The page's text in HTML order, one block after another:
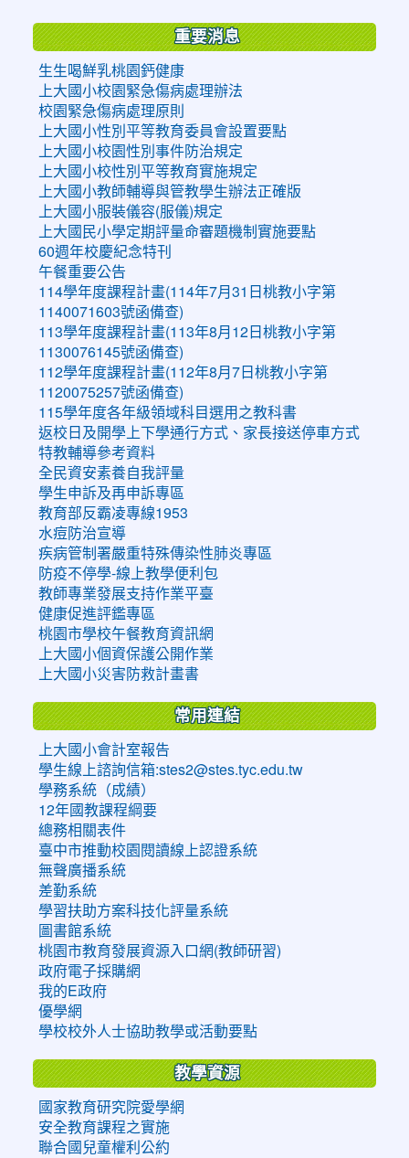
重要消息
生生喝鮮乳桃園鈣健康
上大國小校園緊急傷病處理辦法
校園緊急傷病處理原則
上大國小性別平等教育委員會設置要點
上大國小校園性別事件防治規定
上大國小校性別平等教育實施規定
上大國小教師輔導與管教學生辦法正確版
上大國小服裝儀容(服儀)規定
上大國民小學定期評量命審題機制實施要點
60週年校慶紀念特刊
午餐重要公告
114學年度課程計畫(114年7月31日桃教小字第
1140071603號函備查)
113學年度課程計畫(113年8月12日桃教小字第
1130076145號函備查)
112學年度課程計畫(112年8月7日桃教小字第
1120075257號函備查)
115學年度各年級領域科目選用之教科書
返校日及開學上下學通行方式、家長接送停車方式
特教輔導參考資料
全民資安素養自我評量
學生申訴及再申訴專區
教育部反霸凌專線1953
水痘防治宣導
疾病管制署嚴重特殊傳染性肺炎專區
防疫不停學-線上教學便利包
教師專業發展支持作業平臺
健康促進評鑑專區
桃園市學校午餐教育資訊網
上大國小個資保護公開作業
上大國小災害防救計畫書
常用連結
上大國小會計室報告
學生線上諮詢信箱:stes2@stes.tyc.edu.tw
學務系統（成績）
12年國教課程綱要
總務相關表件
臺中市推動校園閱讀線上認證系統
無聲廣播系統
差勤系統
學習扶助方案科技化評量系統
圖書館系統
桃園市教育發展資源入口網(教師研習)
政府電子採購網
我的E政府
優學網
學校校外人士協助教學或活動要點
教學資源
國家教育研究院愛學網
安全教育課程之實施
聯合國兒童權利公約